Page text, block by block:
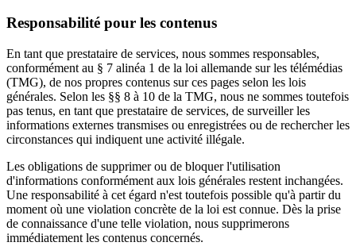
Responsabilité pour les contenus
En tant que prestataire de services, nous sommes responsables,
conformément au § 7 alinéa 1 de la loi allemande sur les télémédias
(TMG), de nos propres contenus sur ces pages selon les lois
générales. Selon les §§ 8 à 10 de la TMG, nous ne sommes toutefois
pas tenus, en tant que prestataire de services, de surveiller les
informations externes transmises ou enregistrées ou de rechercher les
circonstances qui indiquent une activité illégale.
Les obligations de supprimer ou de bloquer l'utilisation
d'informations conformément aux lois générales restent inchangées.
Une responsabilité à cet égard n'est toutefois possible qu'à partir du
moment où une violation concrète de la loi est connue. Dès la prise
de connaissance d'une telle violation, nous supprimerons
immédiatement les contenus concernés.